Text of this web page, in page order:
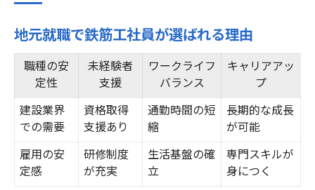
地元就職で鉄筋工社員が選ばれる理由
職種の安
定性
未経験者
支援
ワークライフ
バランス
キャリアアッ
プ
建設業界
での需要
資格取得
支援あり
通勤時間の短
縮
長期的な成長
が可能
雇用の安
定感
研修制度
が充実
生活基盤の確
立
専門スキルが
身につく